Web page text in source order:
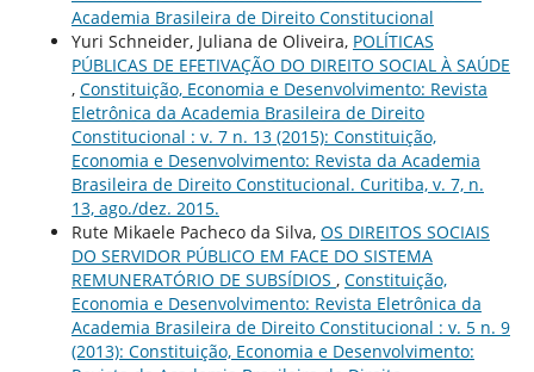
Academia Brasileira de Direito Constitucional
Yuri Schneider, Juliana de Oliveira, POLÍTICAS
PÚBLICAS DE EFETIVAÇÃO DO DIREITO SOCIAL À SAÚDE
, Constituição, Economia e Desenvolvimento: Revista
Eletrônica da Academia Brasileira de Direito
Constitucional : v. 7 n. 13 (2015): Constituição,
Economia e Desenvolvimento: Revista da Academia
Brasileira de Direito Constitucional. Curitiba, v. 7, n.
13, ago./dez. 2015.
Rute Mikaele Pacheco da Silva, OS DIREITOS SOCIAIS
DO SERVIDOR PÚBLICO EM FACE DO SISTEMA
REMUNERATÓRIO DE SUBSÍDIOS , Constituição,
Economia e Desenvolvimento: Revista Eletrônica da
Academia Brasileira de Direito Constitucional : v. 5 n. 9
(2013): Constituição, Economia e Desenvolvimento: